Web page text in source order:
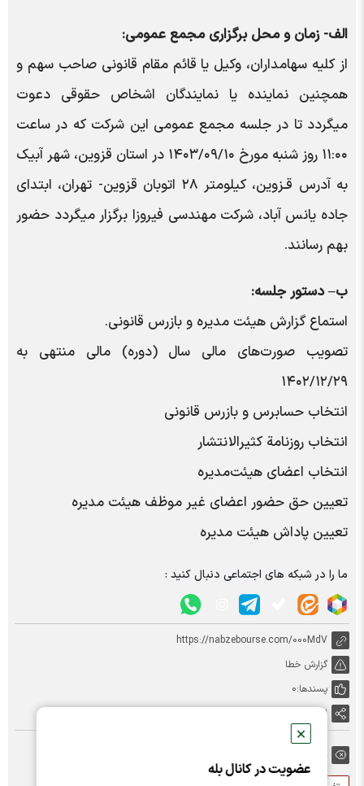
✕
عضویت در کانال بله
الف- زمان و محل برگزاری مجمع عمومی:
از کلیه سهامداران، وکیل یا قائم مقام قانونی صاحب سهم و
همچنین نماینده یا نمایندگان اشخاص حقوقی دعوت
میگردد تا در جلسه مجمع عمومی این شرکت که در ساعت
۱۱:۰۰ روز شنبه مورخ ۱۴۰۳/۰۹/۱۰ در استان قزوین، شهر آبیک
به آدرس قـزوین، کیلومتر ۲۸ اتوبان قزوین- تهران، ابتدای
جاده یانس آباد، شرکت مهندسی فیروزا برگزار میگردد حضور
بهم رسانند.
ب– دستور جلسه:
استماع گزارش هیئت مدیره و بازرس قانونی.
تصویب صورت‌های مالی سال (دوره) مالی منتهی به
۱۴۰۲/۱۲/۲۹
انتخاب حسابرس و بازرس قانونی
انتخاب روزنامة کثیر‌الانتشار
انتخاب اعضای هیئت‌مدیره
تعیین حق حضور اعضای غیر موظف هیئت مدیره
تعیین پاداش هیئت مدیره
ما را در شبکه های اجتماعی دنبال کنید :
https://nabzebourse.com/000MdV
گزارش خطا
پسندها:0
اشتراک گذاری